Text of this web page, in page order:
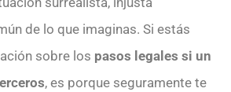
de lo que imaginas. Si estás
sobre los pasos legales si un
, es porque seguramente te